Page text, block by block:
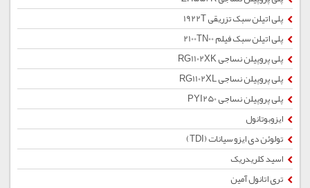
پلی اتیلن سبک تزریقی 1922T
پلی اتیلن سبک فیلم 2100TN00
پلی پروپیلن نساجی RG1102XK
پلی پروپیلن نساجی RG1102XL
پلی پروپیلن نساجی PYI250
ایزوبوتانول
تولوئن دی ایزو سیانات (TDI)
اسید کلریدریک
تری اتانول آمین